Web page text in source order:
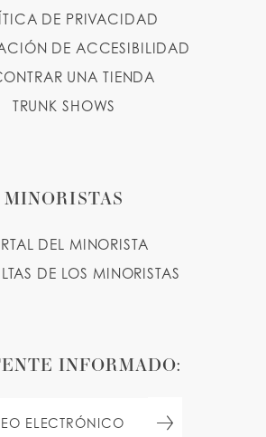
DE PRIVACIDAD
DE ACCESIBILIDAD
UNA TIENDA
TRUNK SHOWS
MINORISTAS
DEL MINORISTA
DE LOS MINORISTAS
INFORMADO: